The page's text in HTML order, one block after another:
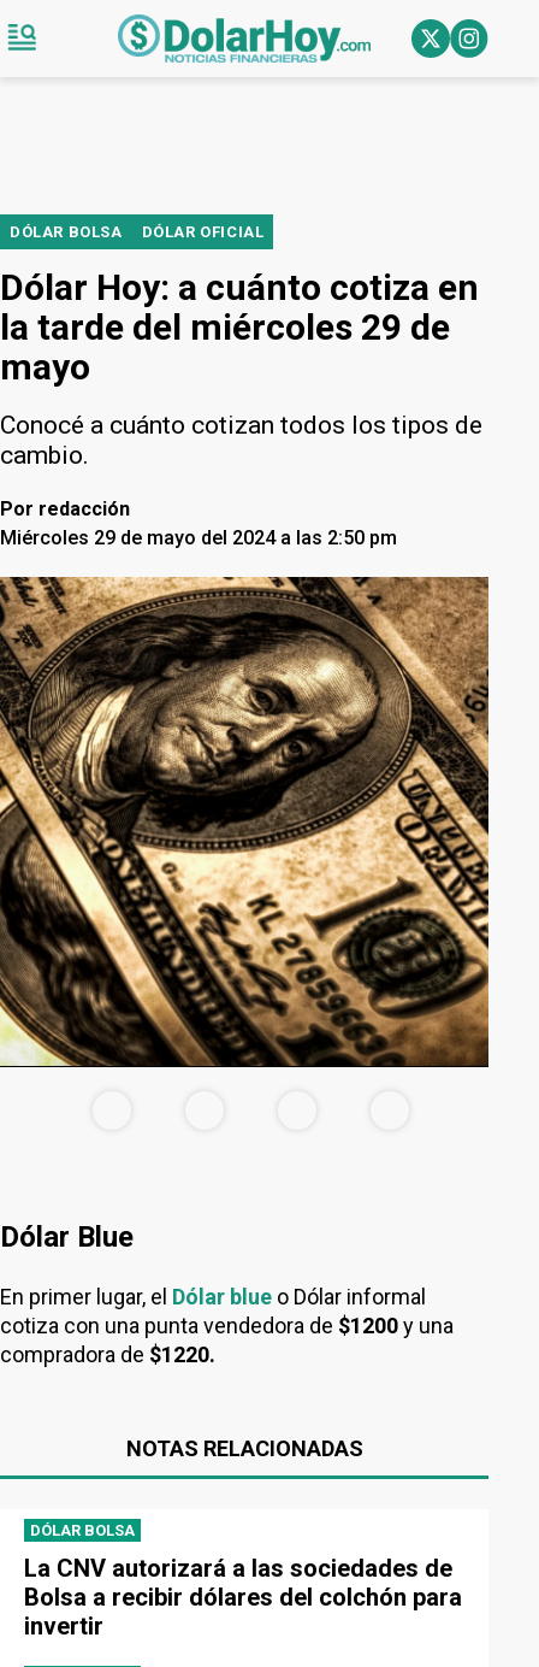
DÓLAR BOLSA DÓLAR OFICIAL
Dólar Hoy: a cuánto cotiza en
la tarde del miércoles 29 de
mayo
Conocé a cuánto cotizan todos los tipos de
cambio.
Por redacción
Miércoles 29 de mayo del 2024 a las 2:50 pm
Dólar Blue
En primer lugar, el Dólar blue o Dólar informal
cotiza con una punta vendedora de $1200y una
compradora de $1220.
NOTAS RELACIONADAS
DÓLAR BOLSA
La CNV autorizará a las sociedades de
Bolsa a recibir dólares del colchón para
invertir